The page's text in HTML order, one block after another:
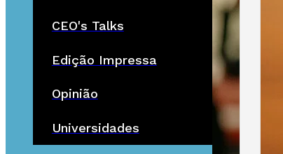
CEO's Talks
Edição Impressa
Opinião
Universidades